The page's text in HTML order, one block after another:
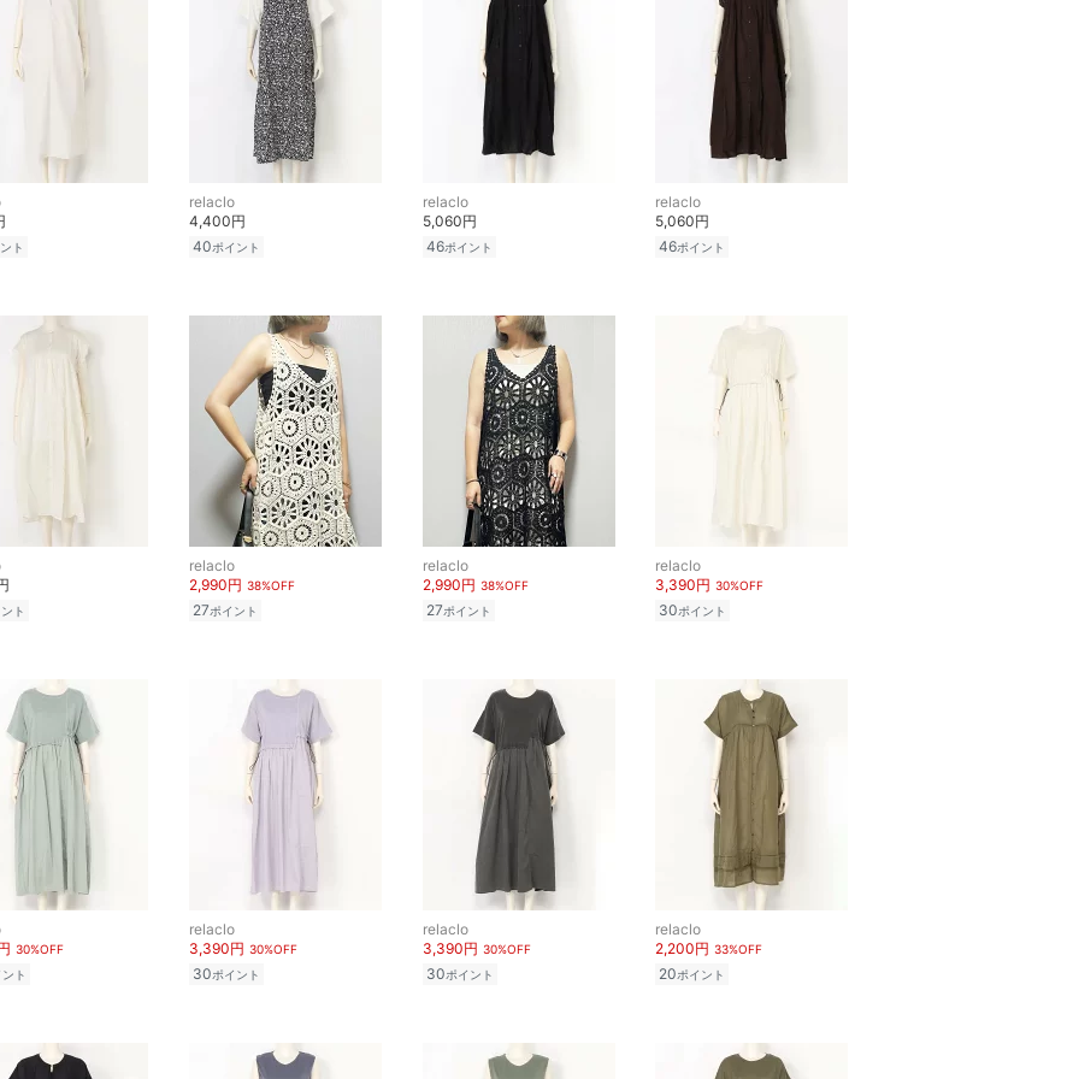
ト
relaclo
4,400円
40ポイント
relaclo
5,060円
46ポイント
relaclo
5,060円
46ポイント
ト
relaclo
2,990円 38%OFF
27ポイント
relaclo
2,990円 38%OFF
27ポイント
relaclo
3,390円 30%OFF
30ポイント
30%OFF
ト
relaclo
3,390円 30%OFF
30ポイント
relaclo
3,390円 30%OFF
30ポイント
relaclo
2,200円 33%OFF
20ポイント